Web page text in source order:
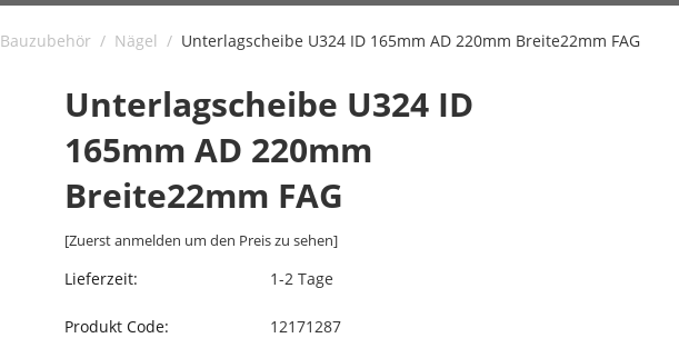
Bauzubehör / Nägel / Unterlagscheibe U324 ID 165mm AD 220mm Breite22mm FAG
Unterlagscheibe U324 ID
165mm AD 220mm
Breite22mm FAG
[Zuerst anmelden um den Preis zu sehen]
Lieferzeit: 1-2 Tage
Produkt Code: 12171287